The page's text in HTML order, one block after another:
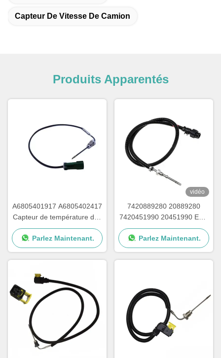
Capteur De Vitesse De Camion
Produits Apparentés
A6805401917 A6805402417
Capteur de température des
gaz d'échappement pour le
cargo Detroit
Parlez Maintenant.
vidéo
7420889280 20889280
7420451990 20451990 EGT
Capteur de température des
gaz d'échappement des
camions DEUTZ
Parlez Maintenant.